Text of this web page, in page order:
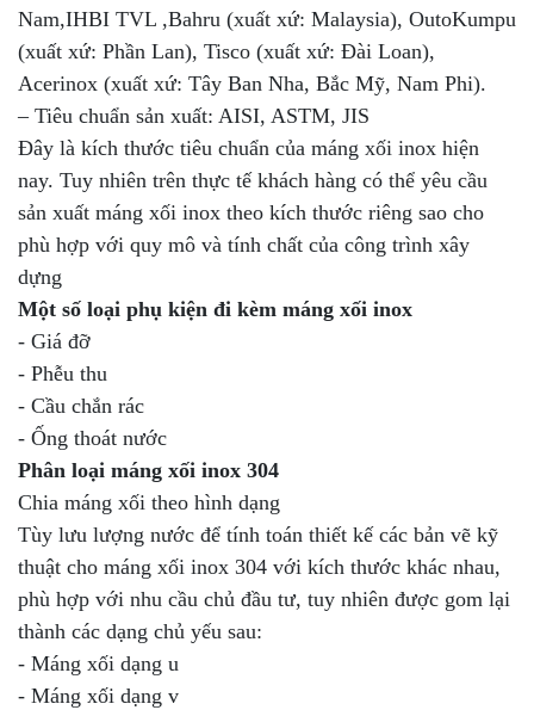
Nam,IHBI TVL ,Bahru (xuất xứ: Malaysia), OutoKumpu
(xuất xứ: Phần Lan), Tisco (xuất xứ: Đài Loan),
Acerinox (xuất xứ: Tây Ban Nha, Bắc Mỹ, Nam Phi).
– Tiêu chuẩn sản xuất: AISI, ASTM, JIS
Đây là kích thước tiêu chuẩn của máng xối inox hiện
nay. Tuy nhiên trên thực tế khách hàng có thể yêu cầu
sản xuất máng xối inox theo kích thước riêng sao cho
phù hợp với quy mô và tính chất của công trình xây
dựng
Một số loại phụ kiện đi kèm máng xối inox
- Giá đỡ
- Phễu thu
- Cầu chắn rác
- Ống thoát nước
Phân loại máng xối inox 304
Chia máng xối theo hình dạng
Tùy lưu lượng nước để tính toán thiết kế các bản vẽ kỹ
thuật cho máng xối inox 304 với kích thước khác nhau,
phù hợp với nhu cầu chủ đầu tư, tuy nhiên được gom lại
thành các dạng chủ yếu sau:
- Máng xối dạng u
- Máng xối dạng v